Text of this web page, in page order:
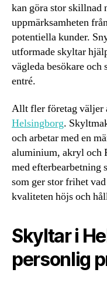
kan göra stor skillnad
uppmärksamheten
potentiella kunder.
utformade skyltar
vägleda besökare
entré.
Allt fler företag väljer
Helsingborg.
och arbetar med en
aluminium, akryl och
med efterbearbetning
som ger stor frihet
kvaliteten höjs och
Skyltar i
personlig